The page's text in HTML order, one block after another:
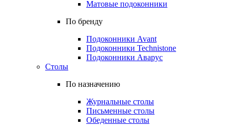
Матовые подоконники
По бренду
Подоконники Avant
Подоконники Technistone
Подоконники Аварус
Столы
По назначению
Журнальные столы
Письменные столы
Обеденные столы